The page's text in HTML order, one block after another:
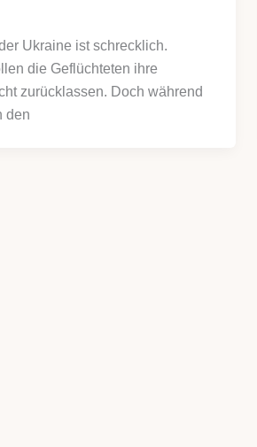
Ukraine ist schrecklich.
die Geflüchteten ihre
zurücklassen. Doch während
den